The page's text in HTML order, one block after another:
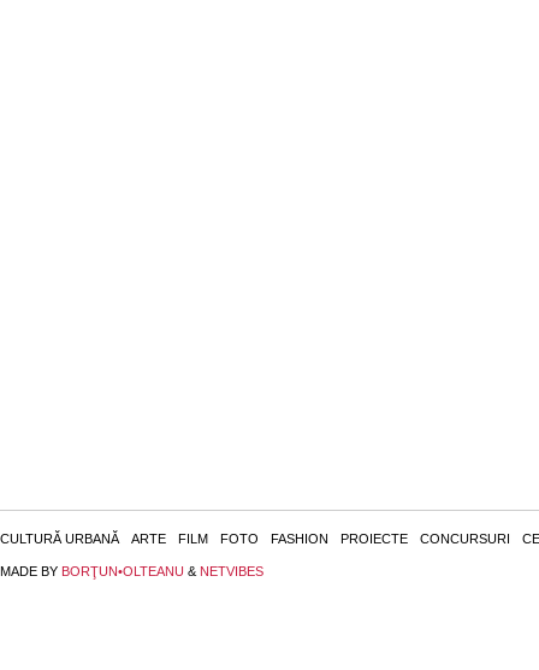
CULTURĂ URBANĂ ARTE FILM FOTO FASHION PROIECTE CONCURSURI
MADE BY BORŢUN•OLTEANU & NETVIBES